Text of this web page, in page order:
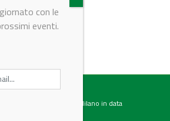
1 2 >
presso il Tribunale di Milano in data
con le
eventi.